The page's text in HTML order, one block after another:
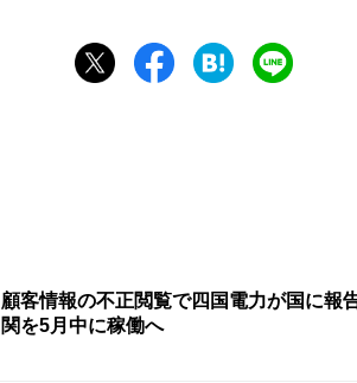
顧客情報の不正閲覧で四国電力が国に
関を5月中に稼働へ